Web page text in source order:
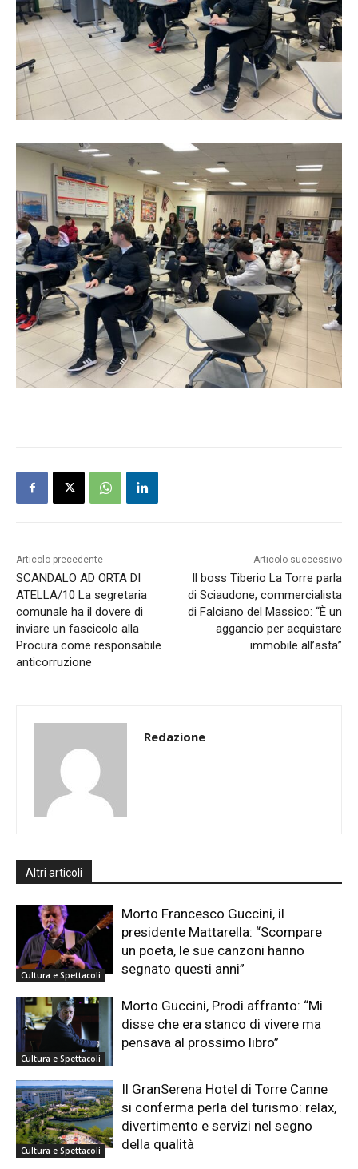
Articolo precedente
SCANDALO AD ORTA DI
ATELLA/10 La segretaria
comunale ha il dovere di
inviare un fascicolo alla
Procura come responsabile
anticorruzione
Articolo successivo
Il boss Tiberio La Torre parla
di Sciaudone, commercialista
di Falciano del Massico: “È un
aggancio per acquistare
immobile all’asta”
Redazione
Altri articoli
Cultura e Spettacoli
Morto Francesco Guccini, il
presidente Mattarella: “Scompare
un poeta, le sue canzoni hanno
segnato questi anni”
Cultura e Spettacoli
Morto Guccini, Prodi affranto: “Mi
disse che era stanco di vivere ma
pensava al prossimo libro”
Cultura e Spettacoli
Il GranSerena Hotel di Torre Canne
si conferma perla del turismo: relax,
divertimento e servizi nel segno
della qualità